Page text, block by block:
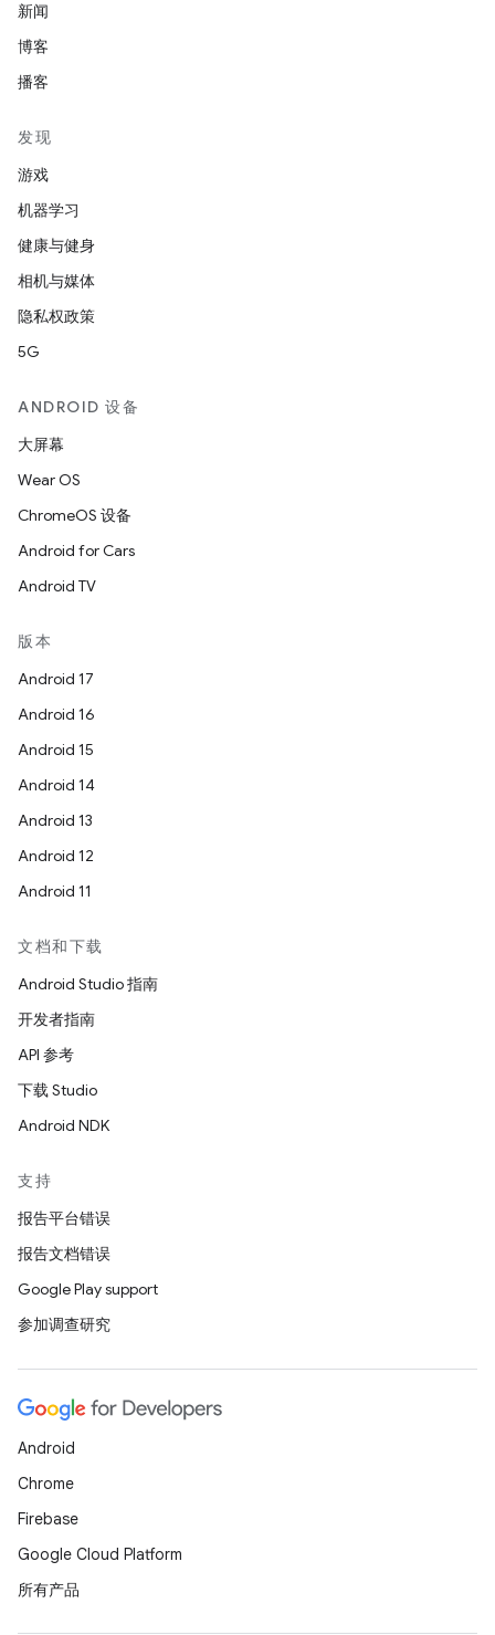
新闻
博客
播客
发现
游戏
机器学习
健康与健身
相机与媒体
隐私权政策
5G
ANDROID 设备
大屏幕
Wear OS
ChromeOS 设备
Android for Cars
Android TV
版本
Android 17
Android 16
Android 15
Android 14
Android 13
Android 12
Android 11
文档和下载
Android Studio 指南
开发者指南
API 参考
下载 Studio
Android NDK
支持
报告平台错误
报告文档错误
Google Play support
参加调查研究
Android
Chrome
Firebase
Google Cloud Platform
所有产品